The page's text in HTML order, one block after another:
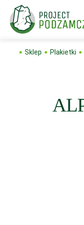
Sklep Plakietki